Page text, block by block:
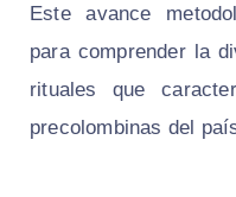
Este avance
para comprender la
rituales que
precolombinas del